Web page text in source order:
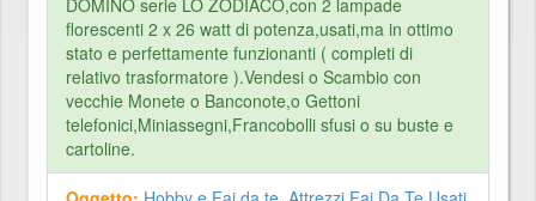
DOMINO serie LO ZODIACO,con 2 lampade
florescenti 2 x 26 watt di potenza,usati,ma in ottimo
stato e perfettamente funzionanti ( completi di
relativo trasformatore ).Vendesi o Scambio con
vecchie Monete o Banconote,o Gettoni
telefonici,Miniassegni,Francobolli sfusi o su buste e
cartoline.